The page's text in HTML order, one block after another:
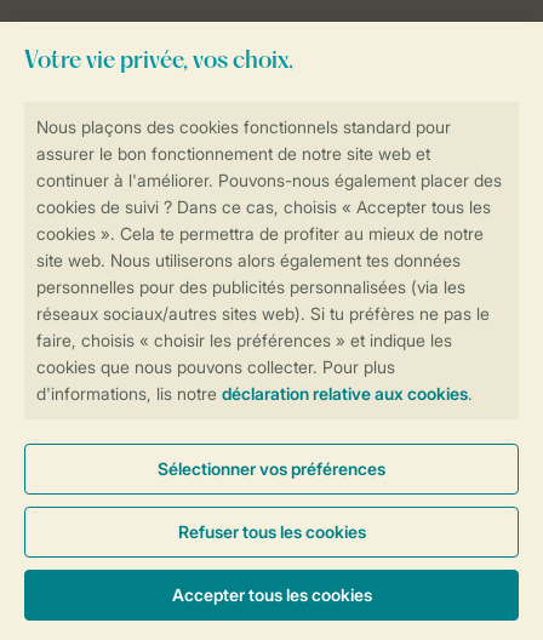
Plus d’infos et préférences
Réservations en ligne rapides et sécurisées
Transmission sécurisée des données
Paiement sécurisé
contactez notreContact Center.
Conditions générales Privée
Cookies et bannières
© 2026 Landal